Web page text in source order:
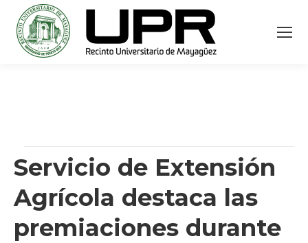
Servicio de Extensión
Agrícola destaca las
premiaciones durante